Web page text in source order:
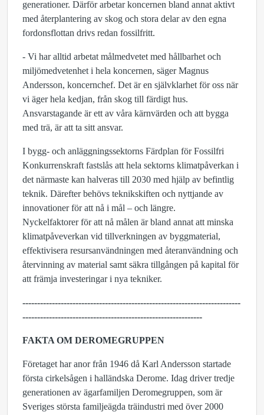
generationer. Därför arbetar koncernen bland annat aktivt
med återplantering av skog och stora delar av den egna
fordonsflottan drivs redan fossilfritt.
- Vi har alltid arbetat målmedvetet med hållbarhet och
miljömedvetenhet i hela koncernen, säger Magnus
Andersson, koncernchef. Det är en självklarhet för oss när
vi äger hela kedjan, från skog till färdigt hus.
Ansvarstagande är ett av våra kärnvärden och att bygga
med trä, är att ta sitt ansvar.
I bygg- och anläggningssektorns Färdplan för Fossilfri
Konkurrenskraft fastslås att hela sektorns klimatpåverkan i
det närmaste kan halveras till 2030 med hjälp av befintlig
teknik. Därefter behövs teknikskiften och nyttjande av
innovationer för att nå i mål – och längre.
Nyckelfaktorer för att nå målen är bland annat att minska
klimatpåveverkan vid tillverkningen av byggmaterial,
effektivisera resursanvändningen med återanvändning och
återvinning av material samt säkra tillgången på kapital för
att främja investeringar i nya tekniker.
--------------------------------------------------------------------------
-------------------------------------------------------------
FAKTA OM DEROMEGRUPPEN
Företaget har anor från 1946 då Karl Andersson startade
första cirkelsågen i halländska Derome. Idag driver tredje
generationen av ägarfamiljen Deromegruppen, som är
Sveriges största familjeägda träindustri med över 2000